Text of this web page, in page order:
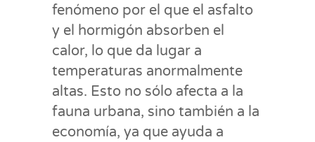
fenómeno por el que el asfalto
y el hormigón absorben el
calor, lo que da lugar a
temperaturas anormalmente
altas. Esto no sólo afecta a la
fauna urbana, sino también a la
economía, ya que ayuda a